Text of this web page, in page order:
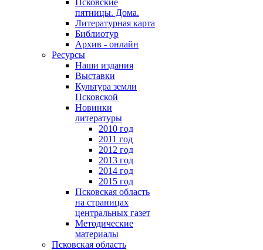
Псковские
пятницы. Дома.
Литературная карта
Библиотур
Архив - онлайн
Ресурсы
Наши издания
Выставки
Культура земли
Псковской
Новинки
литературы
2010 год
2011 год
2012 год
2013 год
2014 год
2015 год
Псковская область
на страницах
центральных газет
Методические
материалы
Псковская область